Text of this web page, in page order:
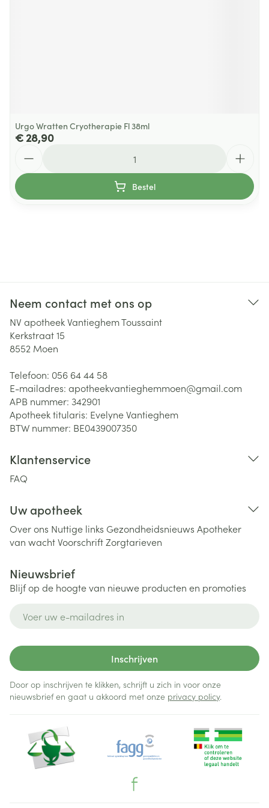
Urgo Wratten Cryotherapie Fl 38ml
€ 28,90
Bestel
Neem contact met ons op
NV apotheek Vantieghem Toussaint
Kerkstraat 15
8552 Moen
Telefoon: 056 64 44 58
E-mailadres: apotheekvantieghemmoen@gmail.com
APB nummer: 342901
Apotheek titularis: Evelyne Vantieghem
BTW nummer: BE0439007350
Klantenservice
FAQ
Uw apotheek
Over ons Nuttige links Gezondheidsnieuws Apotheker
van wachtVoorschriftZorgtarieven
Nieuwsbrief
Blijf op de hoogte van nieuwe producten en promoties
Inschrijven
Door op inschrijven te klikken, schrijft u zich in voor onze
nieuwsbrief en gaat u akkoord met onze privacy policy.